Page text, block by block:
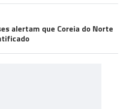
alertam que Coreia do Norte